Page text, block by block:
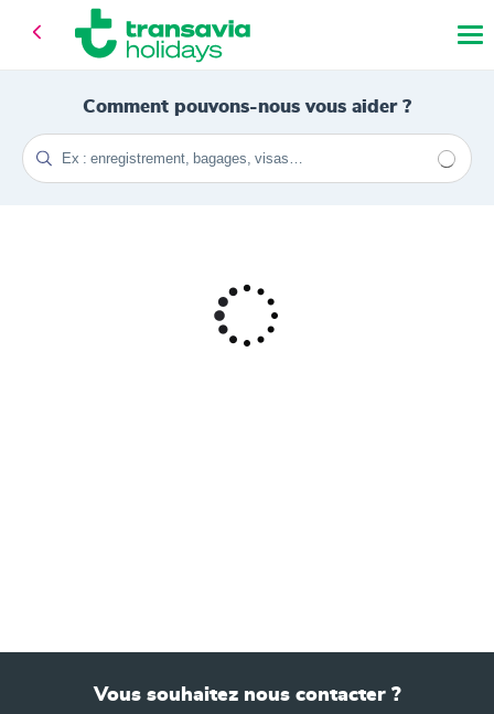
Comment pouvons-nous vous aider ?
Vous souhaitez nous contacter ?